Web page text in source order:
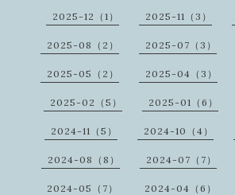
2025-12（1） 2025-11（3）
2025-08（2） 2025-07（3）
2025-05（2） 2025-04（3）
2025-02（5） 2025-01（6）
2024-11（5） 2024-10（4）
2024-08（8） 2024-07（7）
2024-05（7） 2024-04（6）